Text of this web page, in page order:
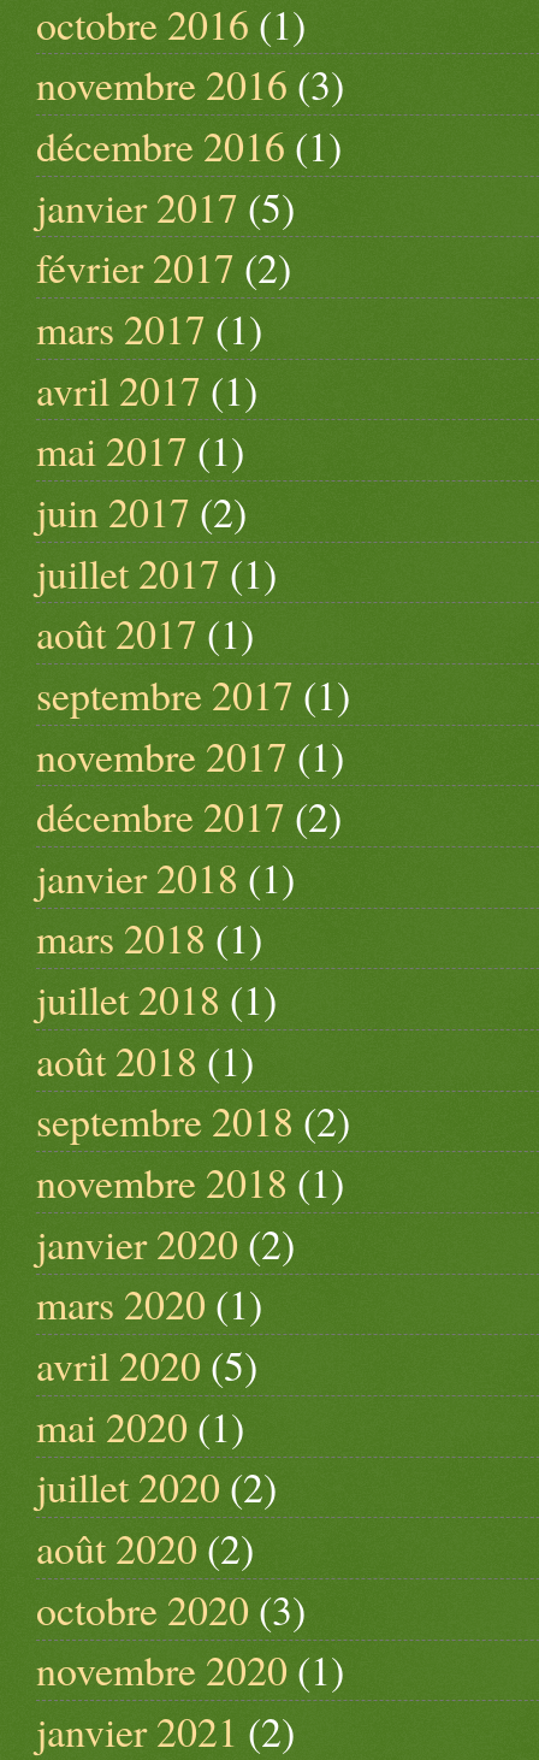
octobre 2016 (1)
novembre 2016 (3)
décembre 2016 (1)
janvier 2017 (5)
février 2017 (2)
mars 2017 (1)
avril 2017 (1)
mai 2017 (1)
juin 2017 (2)
juillet 2017 (1)
août 2017 (1)
septembre 2017 (1)
novembre 2017 (1)
décembre 2017 (2)
janvier 2018 (1)
mars 2018 (1)
juillet 2018 (1)
août 2018 (1)
septembre 2018 (2)
novembre 2018 (1)
janvier 2020 (2)
mars 2020 (1)
avril 2020 (5)
mai 2020 (1)
juillet 2020 (2)
août 2020(2)
octobre 2020 (3)
novembre 2020 (1)
janvier 2021 (2)